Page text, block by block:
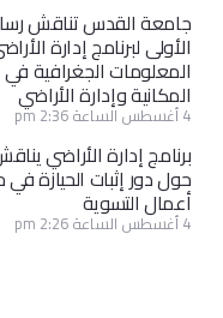
جامعة القدس تناقش
الأولى لبرنامج إدارة
المعلومات الجغرافية
المكانية وإدارة الأراضي
4 أغسطس الساعة 2:36 pm
برنامج إدارة الأراضي
حول دور إثبات الحيازة في
أعمال التسوية
4 أغسطس الساعة 2:26 pm